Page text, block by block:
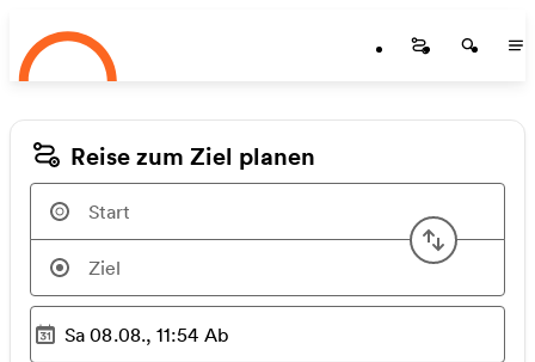
Zum Hauptinhalt springen
Startseite
Reise zum Ziel planen
Start
Ausgewählter Zeitpunkt
Sa 08.08., 11:54 Ab